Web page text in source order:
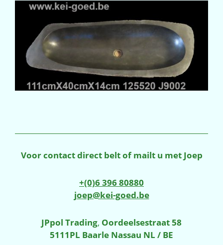
Voor contact direct belt of mailt u met Joep
+(0)6 396 80880
joep@kei-goed.be
JPpol Trading, Oordeelsestraat 58
5111PL Baarle Nassau NL / BE